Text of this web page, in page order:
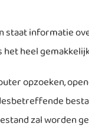
informatie
heel
opzoeken,
zal worden